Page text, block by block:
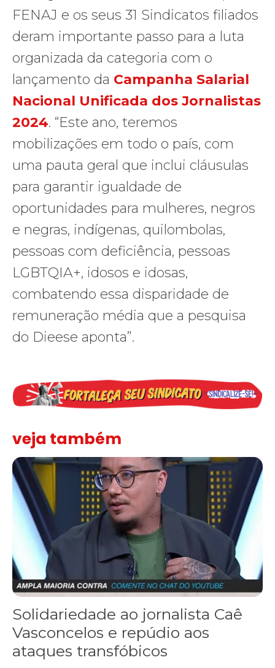
FENAJ e os seus 31 Sindicatos filiados
deram importante passo para a luta
organizada da categoria com o
lançamento da Campanha Salarial
Nacional Unificada dos Jornalistas
2024. “Este ano, teremos
mobilizações em todo o país, com
uma pauta geral que inclui cláusulas
para garantir igualdade de
oportunidades para mulheres, negros
e negras, indígenas, quilombolas,
pessoas com deficiência, pessoas
LGBTQIA+, idosos e idosas,
combatendo essa disparidade de
remuneração média que a pesquisa
do Dieese aponta”.
veja também
Solidariedade ao jornalista Caê Vasconcelos e repúdio aos
Solidariedade ao jornalista Caê
Vasconcelos e repúdio aos
ataques transfóbicos